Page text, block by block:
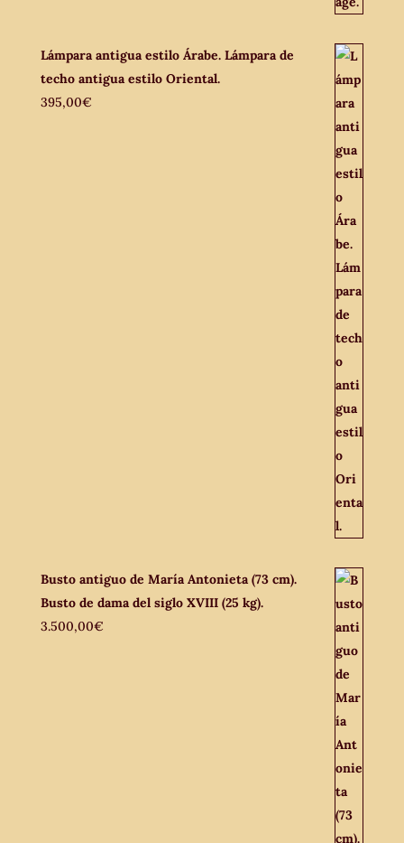
Lámpara antigua estilo Árabe. Lámpara de
techo antigua estilo Oriental.
395,00€
Busto antiguo de María Antonieta (73 cm).
Busto de dama del siglo XVIII (25 kg).
3.500,00€